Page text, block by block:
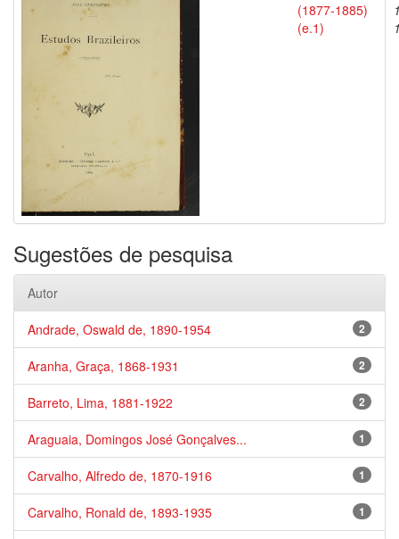
(1877-1885)
(e.1)
Sugestões de pesquisa
Autor
2
Andrade, Oswald de, 1890-1954
2
Aranha, Graça, 1868-1931
2
Barreto, Lima, 1881-1922
1
Araguaia, Domingos José Gonçalves...
1
Carvalho, Alfredo de, 1870-1916
1
Carvalho, Ronald de, 1893-1935